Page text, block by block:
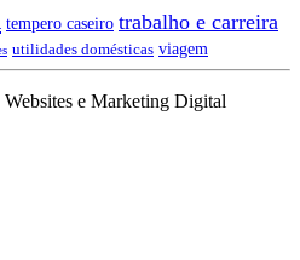
tempero caseiro trabalho e carreira
utilidades domésticas viagem
e Marketing Digital